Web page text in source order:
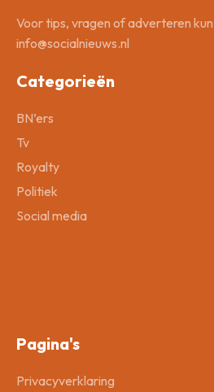
Voor tips, vragen of adverteren
info@socialnieuws.nl
Categorieën
BN’ers
Tv
Royalty
Politiek
Social media
Pagina's
Privacyverklaring